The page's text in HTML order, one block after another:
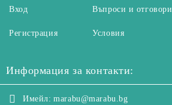
Вход
Регистрация
Въпроси и отговори
Условия
Информация за контакти:
Имейл: marabu@marabu.bg